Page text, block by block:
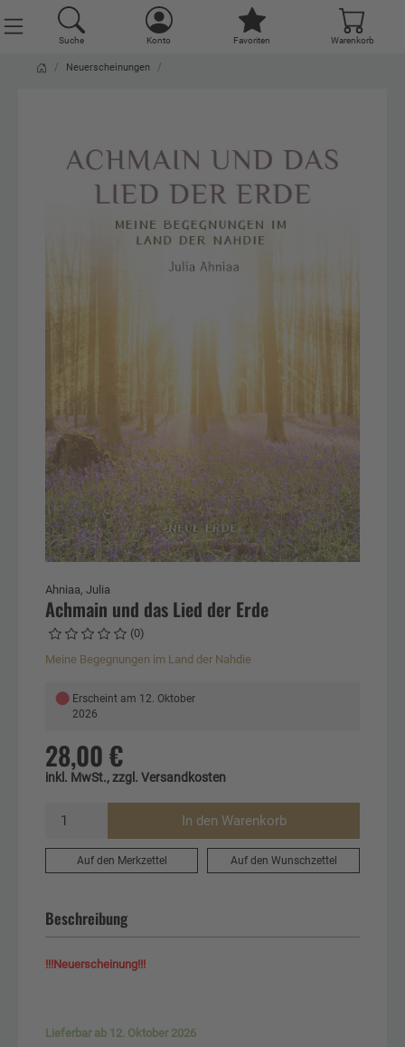
Suche Konto Favoriten Warenkorb
Neuerscheinungen
Ahniaa, Julia
Achmain und das Lied der Erde
(0)
Meine Begegnungen im Land der Nahdie
● Erscheint am 12. Oktober
2026
28,00 €
inkl. MwSt., zzgl. Versandkosten
In den Warenkorb
Auf den Merkzettel Auf den Wunschzettel
Beschreibung
!!!Neuerscheinung!!!
Lieferbar ab 12. Oktober 2026